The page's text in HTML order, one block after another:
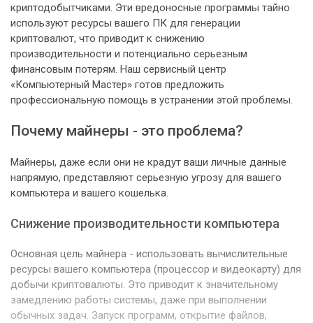
криптодобытчиками. Эти вредоносные программы тайно
используют ресурсы вашего ПК для генерации
криптовалют, что приводит к снижению
производительности и потенциально серьезным
финансовым потерям. Наш сервисный центр
«Компьютерный Мастер» готов предложить
профессиональную помощь в устранении этой проблемы.
Почему майнеры - это проблема?
Майнеры, даже если они не крадут ваши личные данные
напрямую, представляют серьезную угрозу для вашего
компьютера и вашего кошелька.
Снижение производительности компьютера
Основная цель майнера - использовать вычислительные
ресурсы вашего компьютера (процессор и видеокарту) для
добычи криптовалюты. Это приводит к значительному
замедлению работы системы, даже при выполнении
обычных задач. Запуск программ, открытие файлов,